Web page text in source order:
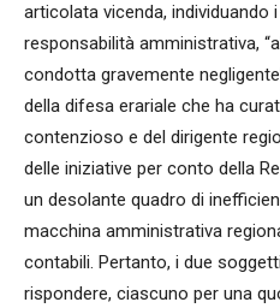
articolata vicenda, individuando
responsabilità amministrativa,
condotta gravemente
della difesa erariale che ha
contenzioso e del dirigente
delle iniziative per conto della
un desolante quadro di
macchina amministrativa
contabili. Pertanto, i due
rispondere, ciascuno per una